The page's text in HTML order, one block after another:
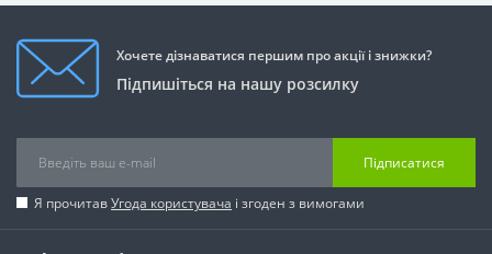
Хочете дізнаватися першим про акції і знижки?
Підпишіться на нашу розсилку
Підписатися
Я прочитавУгода користувача і згоден з вимогами